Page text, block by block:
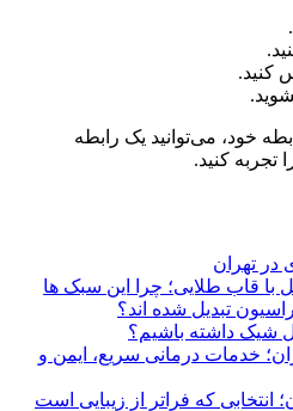
کنید.
خود، می‌توانید یک رابطه
تجربه کنید.
در تهران
با قاب طلایی؛ چرا این سبک ها
تبدیل شده اند؟
شیک داشته باشیم؟
خدمات درمانی سریع، ایمن و
که فراتر از زیبایی است